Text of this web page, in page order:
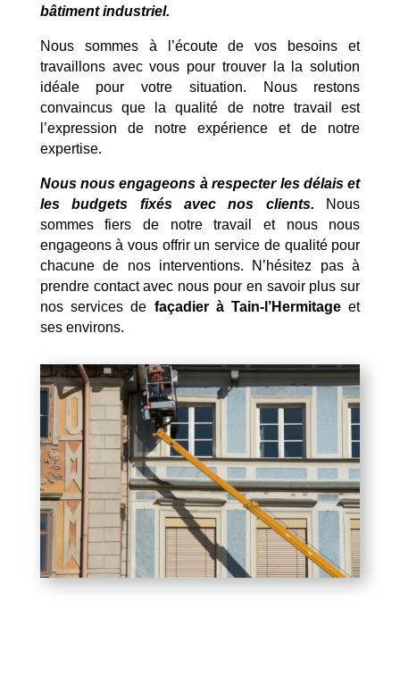
bâtiment industriel.
Nous sommes à l’écoute de vos besoins et
travaillons avec vous pour trouver la la solution
idéale pour votre situation. Nous restons
convaincus que la qualité de notre travail est
l’expression de notre expérience et de notre
expertise.
Nous nous engageons à respecter les délais et
les budgets fixés avec nos clients. Nous
sommes fiers de notre travail et nous nous
engageons à vous offrir un service de qualité pour
chacune de nos interventions. N’hésitez pas à
prendre contact avec nous pour en savoir plus sur
nos services de façadier à Tain-l’Hermitageet
ses environs.